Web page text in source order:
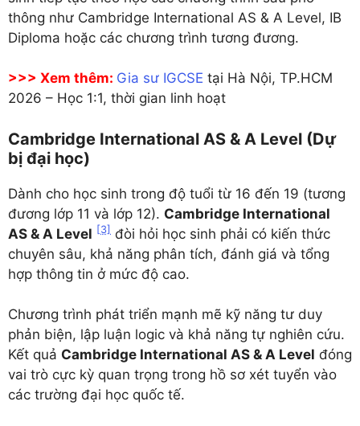
thông như Cambridge International AS & A Level, IB
Diploma hoặc các chương trình tương đương.
>>> Xem thêm: Gia sư IGCSE tại Hà Nội, TP.HCM
2026 – Học 1:1, thời gian linh hoạt
Cambridge International AS & A Level (Dự
bị đại học)
Dành cho học sinh trong độ tuổi từ 16 đến 19 (tương
đương lớp 11 và lớp 12). Cambridge International
AS & A Level [3] đòi hỏi học sinh phải có kiến thức
chuyên sâu, khả năng phân tích, đánh giá và tổng
hợp thông tin ở mức độ cao.
Chương trình phát triển mạnh mẽ kỹ năng tư duy
phản biện, lập luận logic và khả năng tự nghiên cứu.
Kết quả Cambridge International AS & A Level đóng
vai trò cực kỳ quan trọng trong hồ sơ xét tuyển vào
các trường đại học quốc tế.